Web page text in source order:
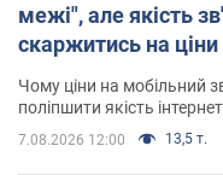
межі", але якість
скаржитись на ціни
Чому ціни на мобільний
поліпшити якість
7.08.2026 12:00 13,5 т.